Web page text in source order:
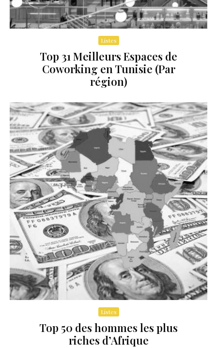
Listes
Top 31 Meilleurs Espaces de
Coworking en Tunisie (Par
région)
Listes
Top 50 des hommes les plus
riches d’Afrique